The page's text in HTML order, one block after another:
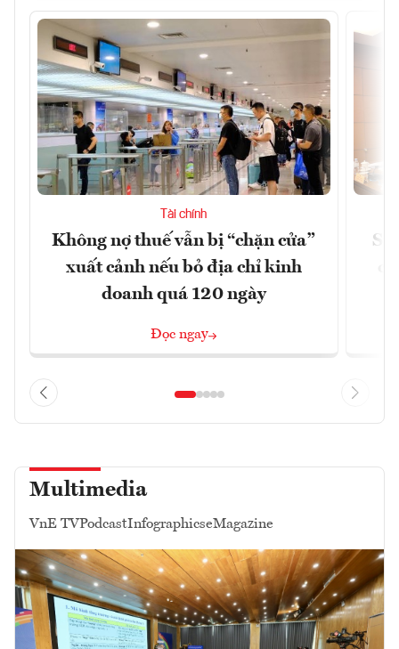
Tài chính
Không nợ thuế vẫn bị “chặn cửa”
xuất cảnh nếu bỏ địa chỉ kinh
doanh quá 120 ngày
Đọc ngay
Multimedia
VnE TVPodcastInfographicseMagazine